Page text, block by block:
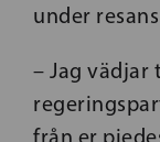
under
– Jag
från er